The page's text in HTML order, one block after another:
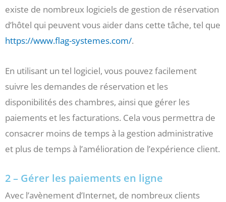
existe de nombreux logiciels de gestion de réservation
d’hôtel qui peuvent vous aider dans cette tâche, tel que
https://www.flag-systemes.com/.
En utilisant un tel logiciel, vous pouvez facilement
suivre les demandes de réservation et les
disponibilités des chambres, ainsi que gérer les
paiements et les facturations. Cela vous permettra de
consacrer moins de temps à la gestion administrative
et plus de temps à l’amélioration de l’expérience client.
2 – Gérer les paiements en ligne
Avec l’avènement d’Internet, de nombreux clients